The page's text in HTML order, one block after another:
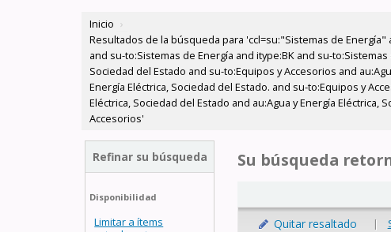
Inicio ›
Resultados de la búsqueda para 'ccl=su:"Sistemas de Energía"
and su-to:Sistemas de Energía and itype:BK and su-
Sociedad del Estado and su-to:Equipos y Accesorios and
Energía Eléctrica, Sociedad del Estado. and su-to:Equipos y
Eléctrica, Sociedad del Estado and au:Agua y Energía
Accesorios'
Refinar su búsqueda
Disponibilidad
Limitar a ítems
Su búsqueda
Quitar resaltado |